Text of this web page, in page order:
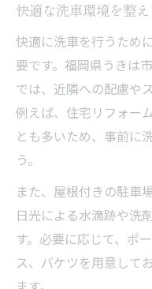
快適な洗車環境を整
快適に洗車を行うため
要です。福岡県うきは
では、近隣への配慮や
例えば、住宅リフォー
とも多いため、事前に
う。
また、屋根付きの駐車
日光による水滴跡や洗
す。必要に応じて、ポ
ス、バケツを用意して